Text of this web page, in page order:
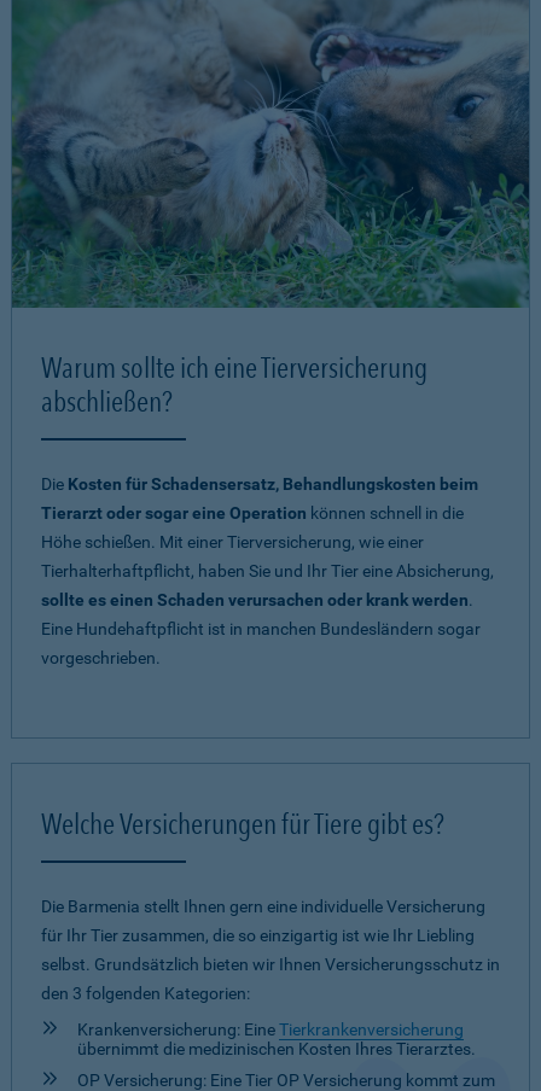
Warum sollte ich eine Tierversicherung
abschließen?
Die Kosten für Schadensersatz, Behandlungskosten beim
Tierarzt oder sogar eine Operation können schnell in die
Höhe schießen. Mit einer Tierversicherung, wie einer
Tierhalterhaftpflicht, haben Sie und Ihr Tier eine Absicherung,
sollte es einen Schaden verursachen oder krank werden.
Eine Hundehaftpflicht ist in manchen Bundesländern sogar
vorgeschrieben.
Welche Versicherungen für Tiere gibt es?
Die Barmenia stellt Ihnen gern eine individuelle Versicherung
für Ihr Tier zusammen, die so einzigartig ist wie Ihr Liebling
selbst. Grundsätzlich bieten wir Ihnen Versicherungsschutz in
den 3 folgenden Kategorien:
Krankenversicherung: EineTierkrankenversicherung
übernimmt die medizinischen Kosten Ihres Tierarztes.
OP Versicherung: Eine Tier OP Versicherung kommt zum